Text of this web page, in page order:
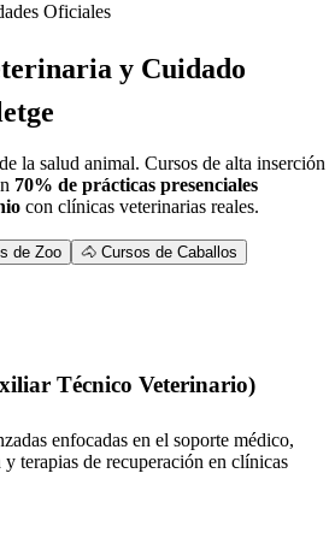
Oficiales
y Cuidado
la salud animal. Cursos de alta inserción
70% de prácticas presenciales
con clínicas veterinarias reales.
de Zoo
🐴 Cursos de Caballos
Técnico Veterinario)
enfocadas en el soporte médico,
terapias de recuperación en clínicas